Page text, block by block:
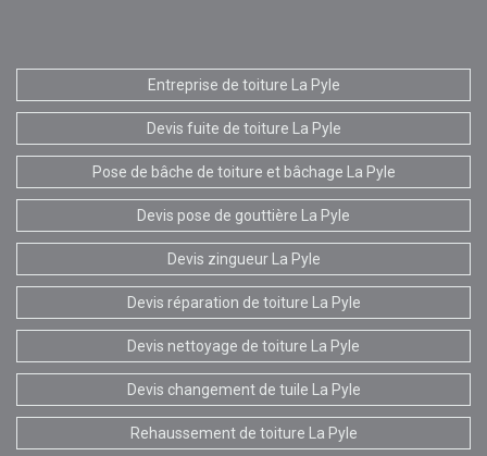
Entreprise de toiture La Pyle
Devis fuite de toiture La Pyle
Pose de bâche de toiture et bâchage La Pyle
Devis pose de gouttière La Pyle
Devis zingueur La Pyle
Devis réparation de toiture La Pyle
Devis nettoyage de toiture La Pyle
Devis changement de tuile La Pyle
Rehaussement de toiture La Pyle